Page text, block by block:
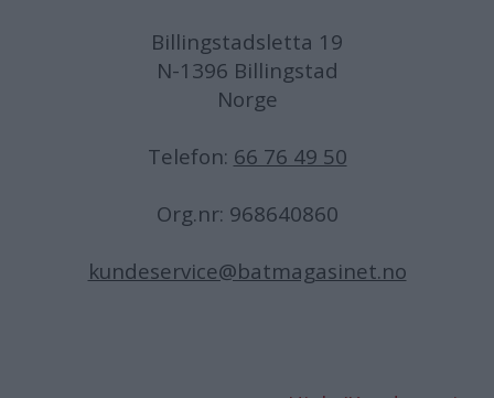
Billingstadsletta 19
N-1396 Billingstad
Norge
Telefon: 66 76 49 50
Org.nr: 968640860
kundeservice@batmagasinet.no